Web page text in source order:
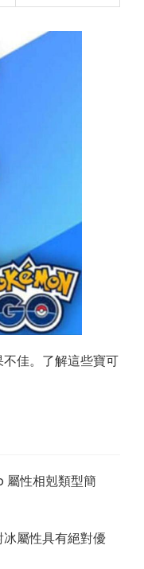
佳。了解這些寶可
屬性相剋類型簡
屬性具有絕對優